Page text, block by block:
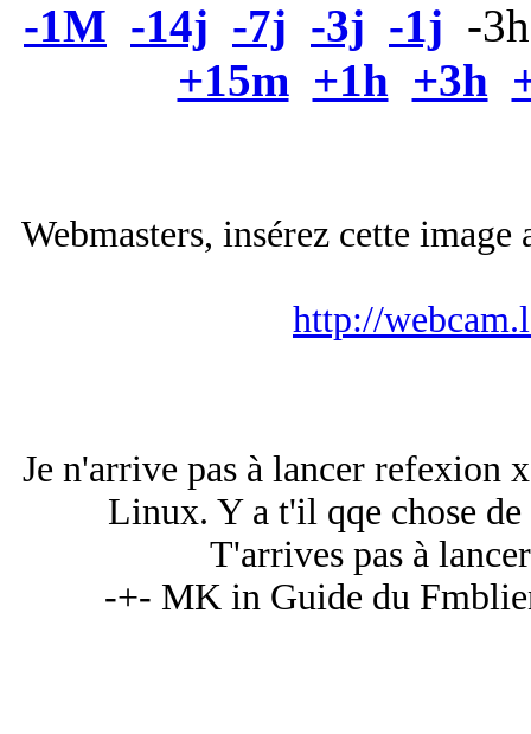
-1M -14j -7j -3j -1j -
+15m +1h +3h
Webmasters, insérez cette
http://
Je n'arrive pas à lancer refexion
Linux. Y a t'il qqe chose
T'arrives pas à
-+- MK in Guide du